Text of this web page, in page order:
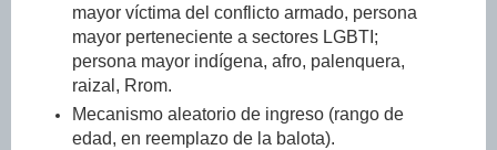
mayor víctima del conflicto armado, persona
mayor perteneciente a sectores LGBTI;
persona mayor indígena, afro, palenquera,
raizal, Rrom.
Mecanismo aleatorio de ingreso (rango de
edad, en reemplazo de la balota).